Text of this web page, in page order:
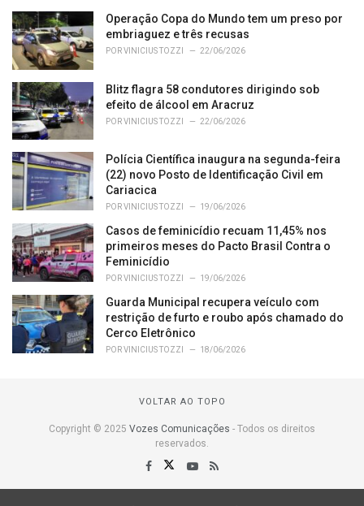
:
Operação Copa do Mundo tem um preso por
embriaguez e três recusas
PORVINICIUS TOZZI 22/06/2026
Blitz flagra 58 condutores dirigindo sob
efeito de álcool em Aracruz
PORVINICIUS TOZZI 22/06/2026
Polícia Científica inaugura na segunda-feira
(22) novo Posto de Identificação Civil em
Cariacica
PORVINICIUS TOZZI 19/06/2026
Casos de feminicídio recuam 11,45% nos
primeiros meses do Pacto Brasil Contra o
Feminicídio
PORVINICIUS TOZZI 19/06/2026
Guarda Municipal recupera veículo com
restrição de furto e roubo após chamado do
Cerco Eletrônico
PORVINICIUS TOZZI 18/06/2026
VOLTAR AO TOPO
Copyright © 2025 Vozes Comunicações - Todos os direitos
reservados.